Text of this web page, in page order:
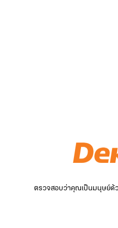
ตรวจสอบว่าคุณเป็นมนุษย์ด้